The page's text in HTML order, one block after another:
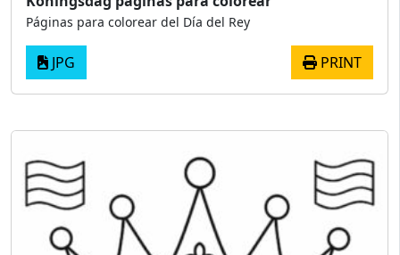
Páginas para colorear del Día del Rey
JPG PRINT